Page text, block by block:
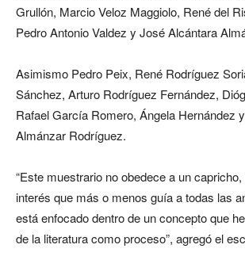
Grullón, Marcio Veloz Maggiolo, René del
Pedro Antonio Valdez y José Alcántara
Asimismo Pedro Peix, René Rodríguez
Sánchez, Arturo Rodríguez Fernández,
Rafael García Romero, Ángela Hernández
Almánzar Rodríguez.
“Este muestrario no obedece a un
interés que más o menos guía a todas las
está enfocado dentro de un concepto que
de la literatura como proceso”, agregó el